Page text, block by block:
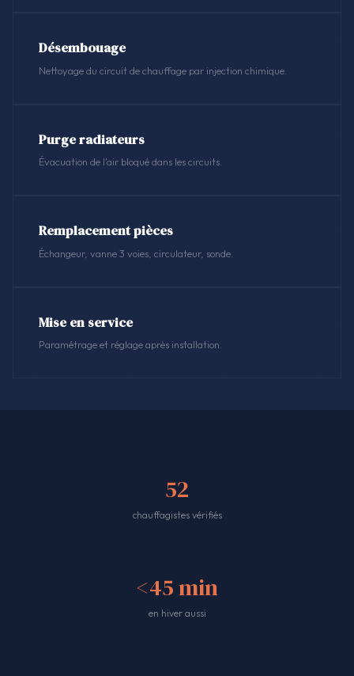
Désembouage
Nettoyage du circuit de chauffage par injection chimique.
Purge radiateurs
Évacuation de l'air bloqué dans les circuits.
Remplacement pièces
Échangeur, vanne 3 voies, circulateur, sonde.
Mise en service
Paramétrage et réglage après installation.
52
chauffagistes vérifiés
<45 min
en hiver aussi